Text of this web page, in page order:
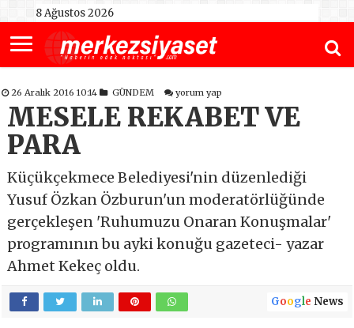
8 Ağustos 2026
26 Aralık 2016 10:14 GÜNDEM yorum yap
MESELE REKABET VE
PARA
Küçükçekmece Belediyesi'nin düzenlediği
Yusuf Özkan Özburun'un moderatörlüğünde
gerçekleşen 'Ruhumuzu Onaran Konuşmalar'
programının bu ayki konuğu gazeteci- yazar
Ahmet Kekeç oldu.
Google News